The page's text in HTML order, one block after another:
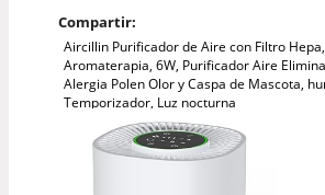
Compartir:
Aircillin Purificador de Aire con Filtro
Aromaterapia, 6W, Purificador Aire
Alergia Polen Olor y Caspa de Mascota,
Temporizador, Luz nocturna